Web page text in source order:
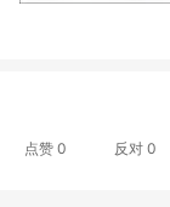
点赞 0 反对0